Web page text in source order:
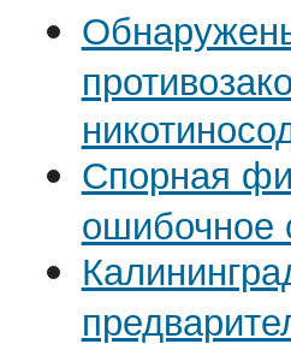
Спорная
ошибочное